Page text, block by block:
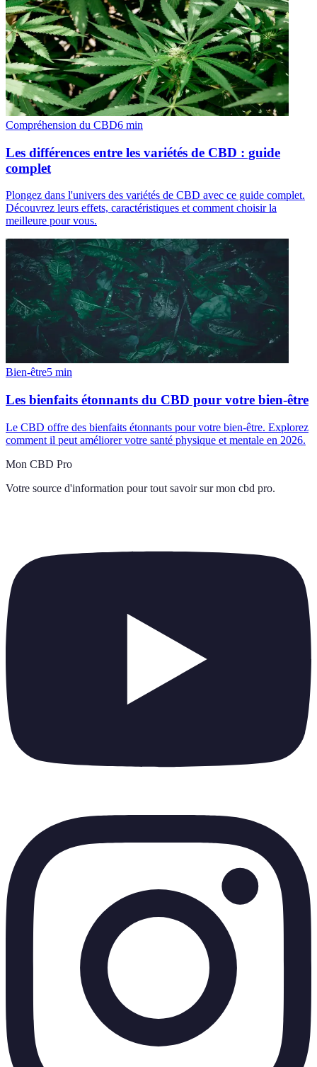
Compréhension du CBD6 min
Les différences entre les variétés de CBD : guide
complet
Plongez dans l'univers des variétés de CBD avec ce guide complet.
Découvrez leurs effets, caractéristiques et comment choisir la
meilleure pour vous.
Bien-être5 min
Les bienfaits étonnants du CBD pour votre bien-être
Le CBD offre des bienfaits étonnants pour votre bien-être. Explorez
comment il peut améliorer votre santé physique et mentale en 2026.
Mon CBD Pro
Votre source d'information pour tout savoir sur mon cbd pro.